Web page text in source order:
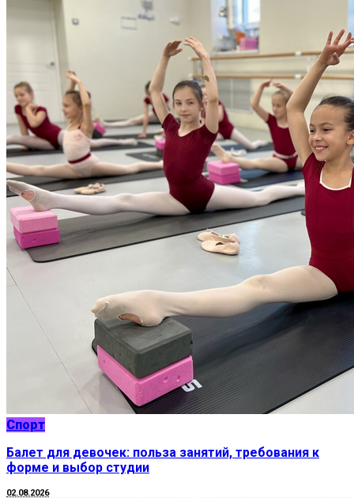
Спорт
Балет для девочек: польза занятий, требования к
форме и выбор студии
02.08.2026